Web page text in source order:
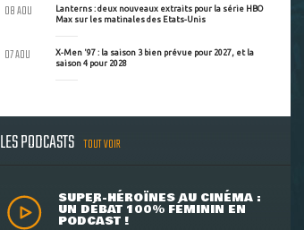
Lanterns : deux nouveaux extraits pour la série HBO
Max sur les matinales des Etats-Unis
08 AOU
X-Men '97 : la saison 3 bien prévue pour 2027, et la
saison 4 pour 2028
07 AOU
LES PODCASTS TOUT VOIR
SUPER-HÉROÏNES AU CINÉMA :
UN DÉBAT 100% FÉMININ EN
PODCAST !